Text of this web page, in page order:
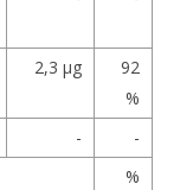
2,3 µg
92
%
-
-
%